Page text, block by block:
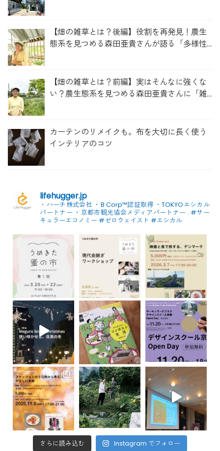
【畑の雑草とは？後編】役割を再発見！農生
態系を見つめる森田亜貴さんが語る「多様性
【畑の雑草とは？前編】実はそんなに強くな
い？農生態系を見つめる森田亜貴さんに「雑
カーテンのリメイクも。布を大切に長く使う
インテリアのコツ
lifehugger.jp
・ハーチ株式会社 ・B Corp™認証取得 ・TOKYOエシカル
パートナー ・京都市観光協会メディアパートナー . #サー
キュラーエコノミー #ゼロウェイスト #エシカル
さらに読み込む Instagram でフォロー